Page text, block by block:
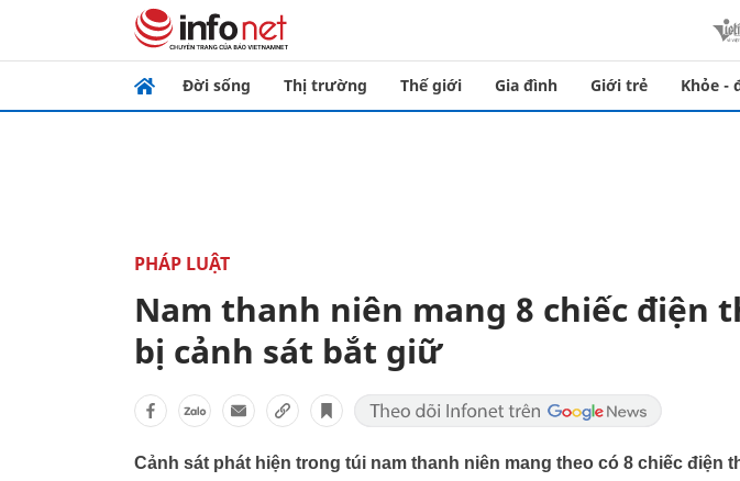
Đời sống Thị trường Thế giới Gia đình Giới trẻ Khỏe -
PHÁP LUẬT
Nam thanh niên mang 8 chiếc điện
bị cảnh sát bắt giữ
Cảnh sát phát hiện trong túi nam thanh niên mang theo có 8 chiếc điện